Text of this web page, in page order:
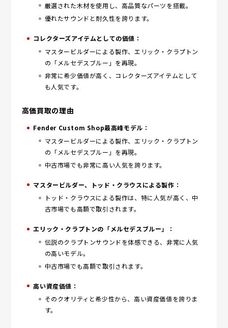
厳選された木材を使用し、高品質なパーツを搭載。
優れたサウンドと耐久性を誇ります。
コレクターズアイテムとしての価値：
マスタービルダーによる製作、エリック・クラプトン
の「メルセデスブルー」を再現。
非常に希少価値が高く、コレクターズアイテムとして
も人気です。
高価買取の理由
Fender Custom Shop最高峰モデル：
マスタービルダーによる製作、エリック・クラプトン
の「メルセデスブルー」を再現。
中古市場でも非常に高い人気を誇ります。
マスタービルダー、トッド・クラウスによる製作：
トッド・クラウスによる製作は、特に人気が高く、中
古市場でも高額で取引されます。
エリック・クラプトンの「メルセデスブルー」：
伝説のクラプトンサウンドを体感できる、非常に人気
の高いモデル。
中古市場でも高額で取引されます。
高い資産価値：
そのクオリティと希少性から、高い資産価値を誇りま
す。